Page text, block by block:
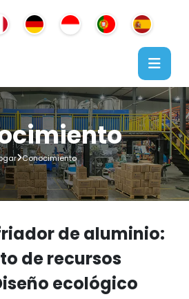
Conocimiento
de aluminio:
de recursos
ecológico